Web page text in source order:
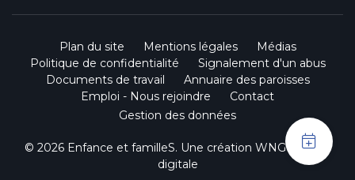
Plan du site Mentions légales
Médias
Politique de confidentialité
Signalement d'un abus
Documents de travail
Annuaire des paroisses
Emploi - Nous rejoindre
Contact
Gestion des données
© 2026 Enfance et familleS. Une création WNG agence
digitale